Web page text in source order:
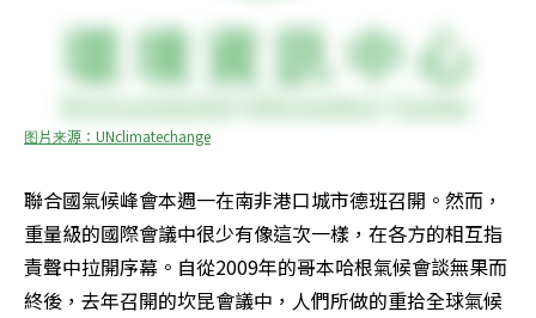
图片来源：UNclimatechange
聯合國氣候峰會本週一在南非港口城市德班召開。然而，
重量級的國際會議中很少有像這次一樣，在各方的相互指
責聲中拉開序幕。自從2009年的哥本哈根氣候會談無果而
終後，去年召開的坎昆會議中，人們所做的重拾全球氣候